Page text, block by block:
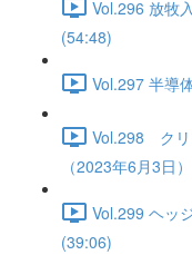
Vol.296 放牧
(54:48)
Vol.297 半導
Vol.298 クリ
（2023年6月3日
Vol.299 ヘッ
(39:06)